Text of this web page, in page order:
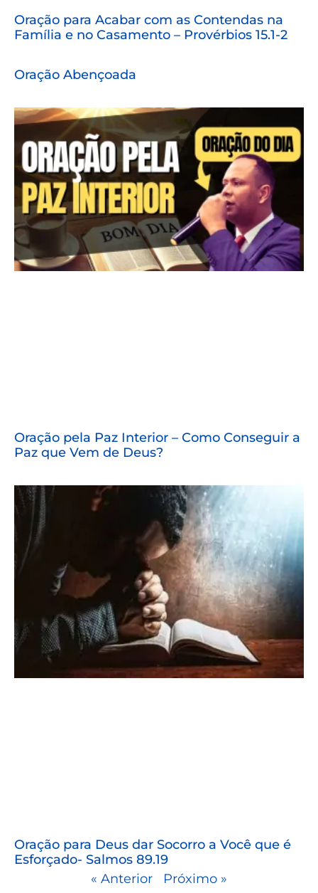
Oração para Acabar com as Contendas na
Família e no Casamento – Provérbios 15.1-2
Oração Abençoada
Oração pela Paz Interior – Como Conseguir a
Paz que Vem de Deus?
Oração para Deus dar Socorro a Você que é
Esforçado- Salmos 89.19
« Anterior
Próximo »